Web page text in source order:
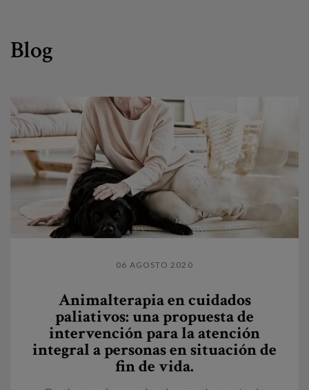
Blog
06 AGOSTO 2020
Animalterapia en cuidados
paliativos: una propuesta de
intervención para la atención
integral a personas en situación de
fin de vida.